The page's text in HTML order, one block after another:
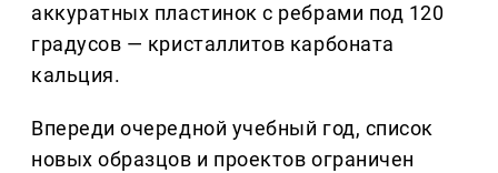
аккуратных пластинок с ребрами под 120
градусов — кристаллитов карбоната
кальция.
Впереди очередной учебный год, список
новых образцов и проектов ограничен